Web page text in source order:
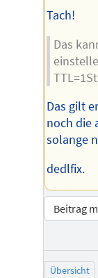
Tach!
Das
Das gilt
noch die
solange
dedlfix.
Beitrag
Übersicht